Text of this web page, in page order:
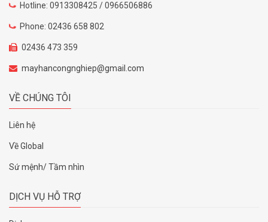
Hotline: 0913308425 / 0966506886
Phone: 02436 658 802
02436 473 359
mayhancongnghiep@gmail.com
VỀ CHÚNG TÔI
Liên hệ
Về Global
Sứ mệnh/ Tầm nhìn
DỊCH VỤ HỖ TRỢ